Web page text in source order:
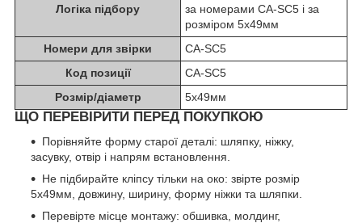
Логіка підбору
за номерами CA-SC5 і за
розміром 5х49мм
Номери для звірки
CA-SC5
Код позиції
CA-SC5
Розмір/діаметр
5х49мм
ЩО ПЕРЕВІРИТИ ПЕРЕД ПОКУПКОЮ
Порівняйте форму старої деталі: шляпку, ніжку,
засувку, отвір і напрям встановлення.
Не підбирайте кліпсу тільки на око: звірте розмір
5х49мм, довжину, ширину, форму ніжки та шляпки.
Перевірте місце монтажу: обшивка, молдинг,